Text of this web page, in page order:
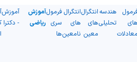
های
معادلات
هندسه
تحلیلی
انتگرال
های
معین
انتگرال
های
نامعین
فرمول
سری
ها
آموزش
ریاضی
آموزش
- دکترا